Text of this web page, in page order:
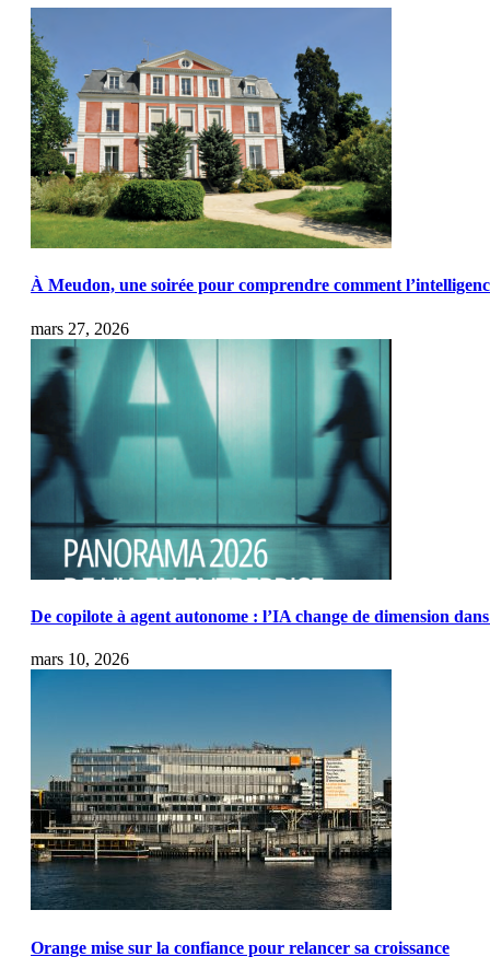
À Meudon, une soirée pour comprendre comment
mars 27, 2026
De copilote à agent autonome : l’IA change de dimension
mars 10, 2026
Orange mise sur la confiance pour relancer sa croissance